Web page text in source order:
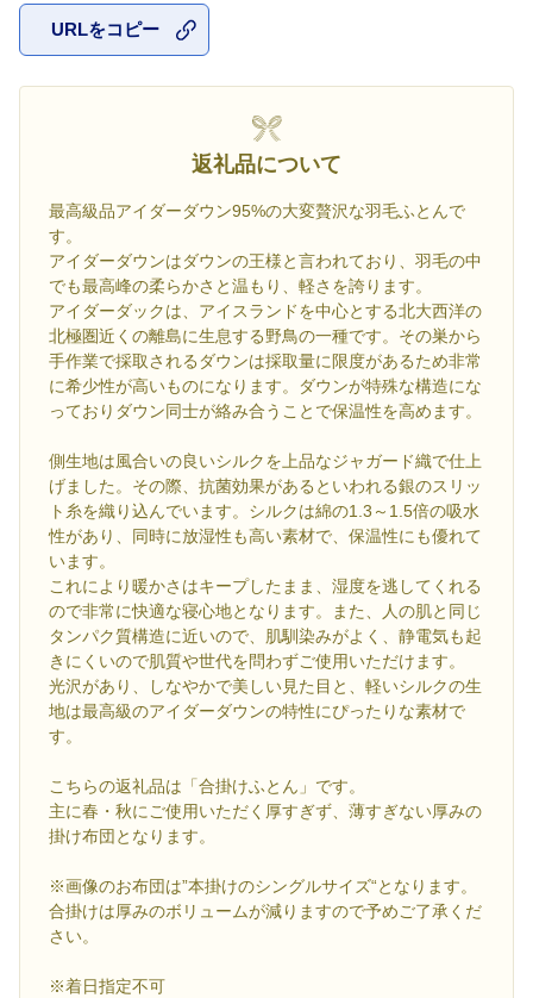
URLをコピー
返礼品について
最高級品アイダーダウン95%の大変贅沢な羽毛ふとんで
す。
アイダーダウンはダウンの王様と言われており、羽毛の中
でも最高峰の柔らかさと温もり、軽さを誇ります。
アイダーダックは、アイスランドを中心とする北大西洋の
北極圏近くの離島に生息する野鳥の一種です。その巣から
手作業で採取されるダウンは採取量に限度があるため非常
に希少性が高いものになります。ダウンが特殊な構造にな
っておりダウン同士が絡み合うことで保温性を高めます。
側生地は風合いの良いシルクを上品なジャガード織で仕上
げました。その際、抗菌効果があるといわれる銀のスリッ
ト糸を織り込んでいます。シルクは綿の1.3～1.5倍の吸水
性があり、同時に放湿性も高い素材で、保温性にも優れて
います。
これにより暖かさはキープしたまま、湿度を逃してくれる
ので非常に快適な寝心地となります。また、人の肌と同じ
タンパク質構造に近いので、肌馴染みがよく、静電気も起
きにくいので肌質や世代を問わずご使用いただけます。
光沢があり、しなやかで美しい見た目と、軽いシルクの生
地は最高級のアイダーダウンの特性にぴったりな素材で
す。
こちらの返礼品は「合掛けふとん」です。
主に春・秋にご使用いただく厚すぎず、薄すぎない厚みの
掛け布団となります。
※画像のお布団は”本掛けのシングルサイズ“となります。
合掛けは厚みのボリュームが減りますので予めご了承くだ
さい。
※着日指定不可